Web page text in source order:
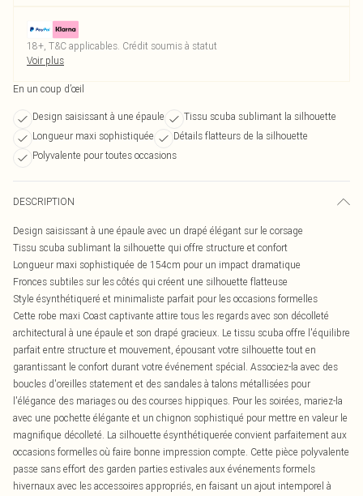
18+, T&C applicables. Crédit soumis à statut
Voir plus
En un coup d’œil
Design saisissant à une épaule
Tissu scuba sublimant la silhouette
Longueur maxi sophistiquée
Détails flatteurs de la silhouette
Polyvalente pour toutes occasions
DESCRIPTION
Design saisissant à une épaule avec un drapé élégant sur le corsage
Tissu scuba sublimant la silhouette qui offre structure et confort
Longueur maxi sophistiquée de 154cm pour un impact dramatique
Fronces subtiles sur les côtés qui créent une silhouette flatteuse
Style ésynthétiqueré et minimaliste parfait pour les occasions formelles
Cette robe maxi Coast captivante attire tous les regards avec son décolleté
architectural à une épaule et son drapé gracieux. Le tissu scuba offre l'équilibre
parfait entre structure et mouvement, épousant votre silhouette tout en
garantissant le confort durant votre événement spécial. Associez-la avec des
boucles d'oreilles statement et des sandales à talons métallisées pour
l'élégance des mariages ou des courses hippiques. Pour les soirées, mariez-la
avec une pochette élégante et un chignon sophistiqué pour mettre en valeur le
magnifique décolleté. La silhouette ésynthétiquerée convient parfaitement aux
occasions formelles où faire bonne impression compte. Cette pièce polyvalente
passe sans effort des garden parties estivales aux événements formels
hivernaux avec les accessoires appropriés, en faisant un ajout intemporel à